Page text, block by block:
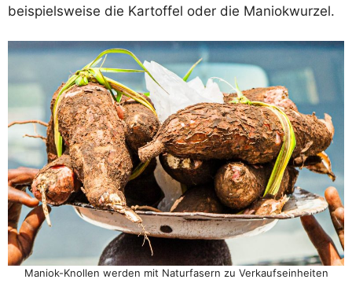
beispielsweise die Kartoffel oder die Maniokwurzel.
Maniok-Knollen werden mit Naturfasern zu Verkaufseinheiten